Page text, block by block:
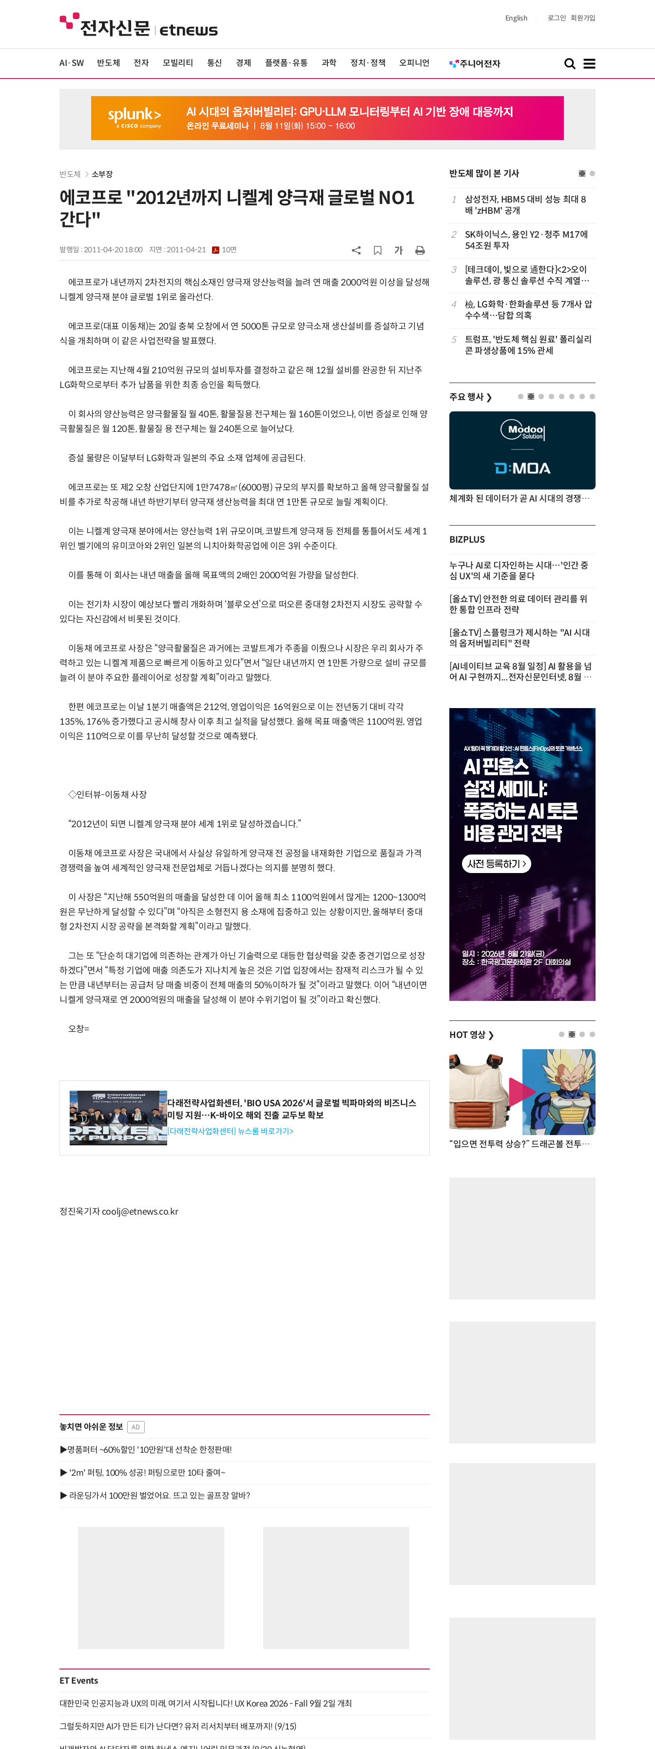
English 로그인 회원가입
AI·SW 반도체 전자 모빌리티 통신 경제 플랫폼·유통 과학 정치·정책 오피니언
반도체 소부장
에코프로 "2012년까지 니켈계 양극재 글로벌 NO1
간다"
발행일 : 2011-04-20 18:00 지면 :2011-04-21 10면
에코프로가 내년까지 2차전지의 핵심소재인 양극재 양산능력을 늘려 연 매출 2000억원 이상을 달성해
니켈계 양극재 분야 글로벌 1위로 올라선다.
에코프로(대표 이동채)는 20일 충북 오창에서 연 5000톤 규모로 양극소재 생산설비를 증설하고 기념
식을 개최하며 이 같은 사업전략을 발표했다.
에코프로는 지난해 4월 210억원 규모의 설비투자를 결정하고 같은 해 12월 설비를 완공한 뒤 지난주
LG화학으로부터 추가 납품을 위한 최종 승인을 획득했다.
이 회사의 양산능력은 양극활물질 월 40톤, 활물질용 전구체는 월 160톤이었으나, 이번 증설로 인해 양
극활물질은 월 120톤, 활물질 용 전구체는 월 240톤으로 늘어났다.
증설 물량은 이달부터 LG화학과 일본의 주요 소재 업체에 공급된다.
에코프로는 또 제2 오창 산업단지에 1만7478㎡(6000평) 규모의 부지를 확보하고 올해 양극활물질 설
비를 추가로 착공해 내년 하반기부터 양극재 생산능력을 최대 연 1만톤 규모로 늘릴 계획이다.
이는 니켈계 양극재 분야에서는 양산능력 1위 규모이며, 코발트계 양극재 등 전체를 통틀어서도 세계 1
위인 벨기에의 유미코아와 2위인 일본의 니치아화학공업에 이은 3위 수준이다.
이를 통해 이 회사는 내년 매출을 올해 목표액의 2배인 2000억원 가량을 달성한다.
이는 전기차 시장이 예상보다 빨리 개화하며 ‘블루오션’으로 떠오른 중대형 2차전지 시장도 공략할 수
있다는 자신감에서 비롯된 것이다.
이동채 에코프로 사장은 “양극활물질은 과거에는 코발트계가 주종을 이뤘으나 시장은 우리 회사가 주
력하고 있는 니켈계 제품으로 빠르게 이동하고 있다”면서 “일단 내년까지 연 1만톤 가량으로 설비 규모를
늘려 이 분야 주요한 플레이어로 성장할 계획”이라고 말했다.
한편 에코프로는 이날 1분기 매출액은 212억, 영업이익은 16억원으로 이는 전년동기 대비 각각
135%, 176% 증가했다고 공시해 창사 이후 최고 실적을 달성했다. 올해 목표 매출액은 1100억원, 영업
이익은 110억으로 이를 무난히 달성할 것으로 예측됐다.
◇인터뷰-이동채 사장
“2012년이 되면 니켈계 양극재 분야 세계 1위로 달성하겠습니다.”
이동채 에코프로 사장은 국내에서 사실상 유일하게 양극재 전 공정을 내재화한 기업으로 품질과 가격
경쟁력을 높여 세계적인 양극재 전문업체로 거듭나겠다는 의지를 분명히 했다.
이 사장은 “지난해 550억원의 매출을 달성한 데 이어 올해 최소 1100억원에서 많게는 1200~1300억
원은 무난하게 달성할 수 있다”며 “아직은 소형전지 용 소재에 집중하고 있는 상황이지만, 올해부터 중대
형 2차전지 시장 공략을 본격화할 계획”이라고 말했다.
그는 또 “단순히 대기업에 의존하는 관계가 아닌 기술력으로 대등한 협상력을 갖춘 중견기업으로 성장
하겠다”면서 “특정 기업에 매출 의존도가 지나치게 높은 것은 기업 입장에서는 잠재적 리스크가 될 수 있
는 만큼 내년부터는 공급처 당 매출 비중이 전체 매출의 50%이하가 될 것”이라고 말했다. 이어 “내년이면
니켈게 양극재로 연 2000억원의 매출을 달성해 이 분야 수위기업이 될 것”이라고 확신했다.
오창=
다래전략사업화센터, 'BIO USA 2026'서 글로벌 빅파마와의 비즈니스
미팅 지원…K-바이오 해외 진출 교두보 확보
[다래전략사업화센터] 뉴스룸 바로가기>
정진욱기자 coolj@etnews.co.kr
놓치면 아쉬운 정보 AD
▶명품퍼터 ~60%할인 '10만원'대 선착순 한정판매!
▶ '2m' 퍼팅, 100% 성공! 퍼팅으로만 10타 줄여~
▶ 라운딩가서 100만원 벌었어요. 뜨고 있는 골프장 알바?
ET Events
대한민국 인공지능과 UX의 미래, 여기서 시작됩니다! UX Korea 2026 - Fall 9월 2일 개최
그럴듯하지만 AI가 만든 티가 난다면? 유저 리서치부터 배포까지! (9/15)
반도체 많이 본 기사
6
AMD, 데이터센터 매출 2배 급증…2
속…외부 파트너 유치 포석
·PIM', FMS 2026 어워드서 2관왕
1
삼성전자, HBM5 대비 성능 최대 8
배 'zHBM' 공개
2
SK하이닉스, 용인 Y2·청주 M17에
54조원 투자
3
[테크데이, 빛으로 通한다]<2>오이
솔루션, 광 통신 솔루션 수직 계열
략'
4
檢, LG화학·한화솔루션 등 7개사 압
수수색…담합 의혹
5
트럼프, '반도체 핵심 원료' 폴리실리
콘 파생상품에 15% 관세
주요 행사 ❯
AI Native Enterprise를 지원하는 AI Ready Data 플랫폼 활용 전략 체계화 된 데이터가 곧 AI 시대의 경쟁력이다
BIZPLUS
누구나 AI로 디자인하는 시대…'인간 중
심 UX'의 새 기준을 묻다
[올쇼TV] 안전한 의료 데이터 관리를 위
한 통합 인프라 전략
[올쇼TV] 스플렁크가 제시하는 "AI 시대
의 옵저버빌리티" 전략
[AI네이티브 교육 8월 일정] AI 활용을 넘
어 AI 구현까지...전자신문인터넷, 8월 실
HOT 영상 ❯
“입으면 전투력 상승?” 드래곤볼 전투복 닮은 중량조끼